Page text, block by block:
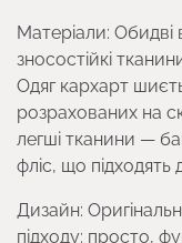
Матеріали: Обидві
зносостійкі
Одяг кархарт
розрахованих на
легші тканини —
фліс, що підходять
Дизайн:
підходу: просто,